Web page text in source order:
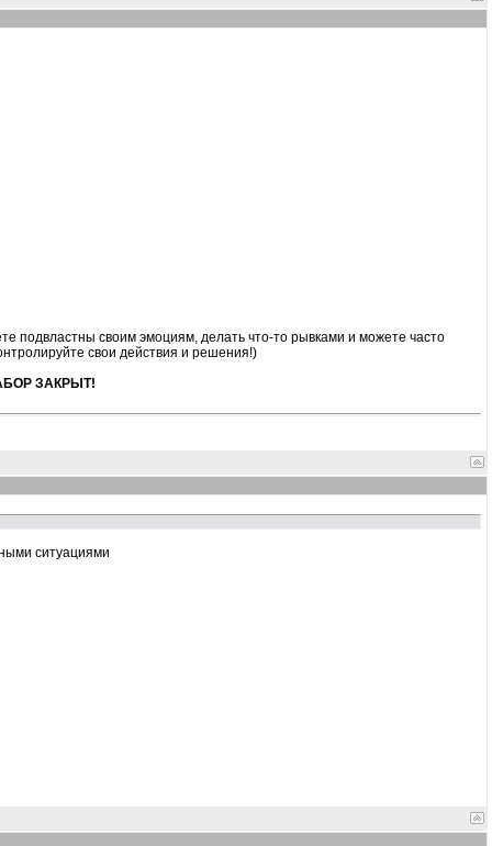
подвластны своим эмоциям, делать что-то рывками и можете часто
свои действия и решения!)
ЗАКРЫТ!
ситуациями